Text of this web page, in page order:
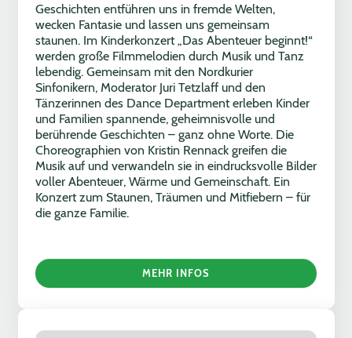
Geschichten entführen uns in fremde Welten,
wecken Fantasie und lassen uns gemeinsam
staunen. Im Kinderkonzert „Das Abenteuer beginnt!“
werden große Filmmelodien durch Musik und Tanz
lebendig. Gemeinsam mit den Nordkurier
Sinfonikern, Moderator Juri Tetzlaff und den
Tänzerinnen des Dance Department erleben Kinder
und Familien spannende, geheimnisvolle und
berührende Geschichten – ganz ohne Worte. Die
Choreographien von Kristin Rennack greifen die
Musik auf und verwandeln sie in eindrucksvolle Bilder
voller Abenteuer, Wärme und Gemeinschaft. Ein
Konzert zum Staunen, Träumen und Mitfiebern – für
die ganze Familie.
MEHR INFOS